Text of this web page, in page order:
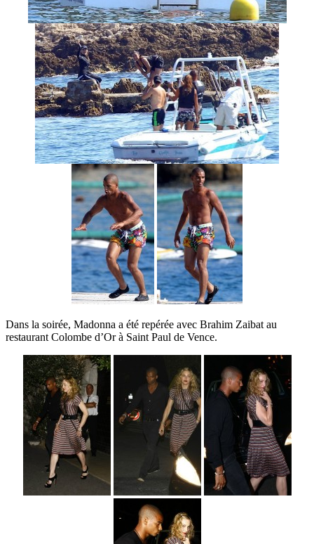
Dans la soirée, Madonna a été repérée avec Brahim Zaibat au
restaurant Colombe d’Or à Saint Paul de Vence.